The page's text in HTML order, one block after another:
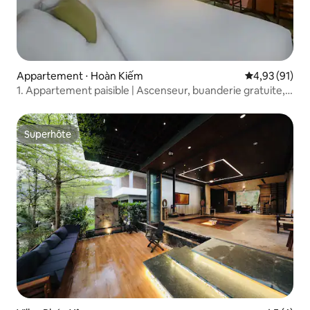
Appartement ⋅ Hoàn Kiếm Évaluation
4,93 (91)
1. Appartement paisible | Ascenseur, buanderie gratuite,
Superhôte
Superhôte